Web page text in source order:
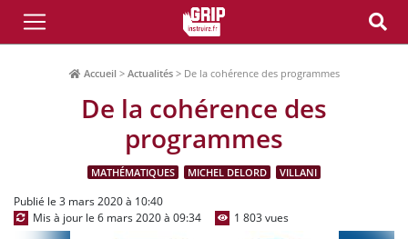
Accueil > Actualités> De la cohérence des programmes
De la cohérence des
programmes
MATHÉMATIQUES MICHEL DELORD VILLANI
Publié le 3 mars 2020 à 10:40
Mis à jour le 6 mars 2020 à 09:34
1 803 vues